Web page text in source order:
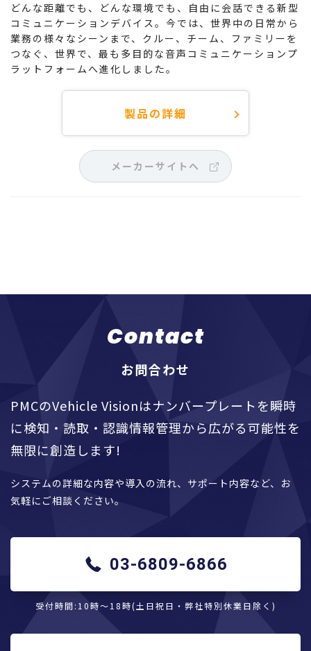
どんな距離でも、どんな環境でも、自由に会話できる新型
コミュニケーションデバイス。今では、世界中の日常から
業務の様々なシーンまで、クルー、チーム、ファミリーを
つなぐ、世界で、最も多目的な音声コミュニケーションプ
ラットフォームへ進化しました。
製品の詳細
メーカーサイトへ
Contact
お問合わせ
PMCのVehicle Visionはナンバープレートを瞬時
に検知・読取・認識情報管理から広がる可能性を
無限に創造します!
システムの詳細な内容や導入の流れ、サポート内容など、お
気軽にご相談ください。
03-6809-6866
受付時間:10時〜18時(土日祝日・弊社特別休業日除く)